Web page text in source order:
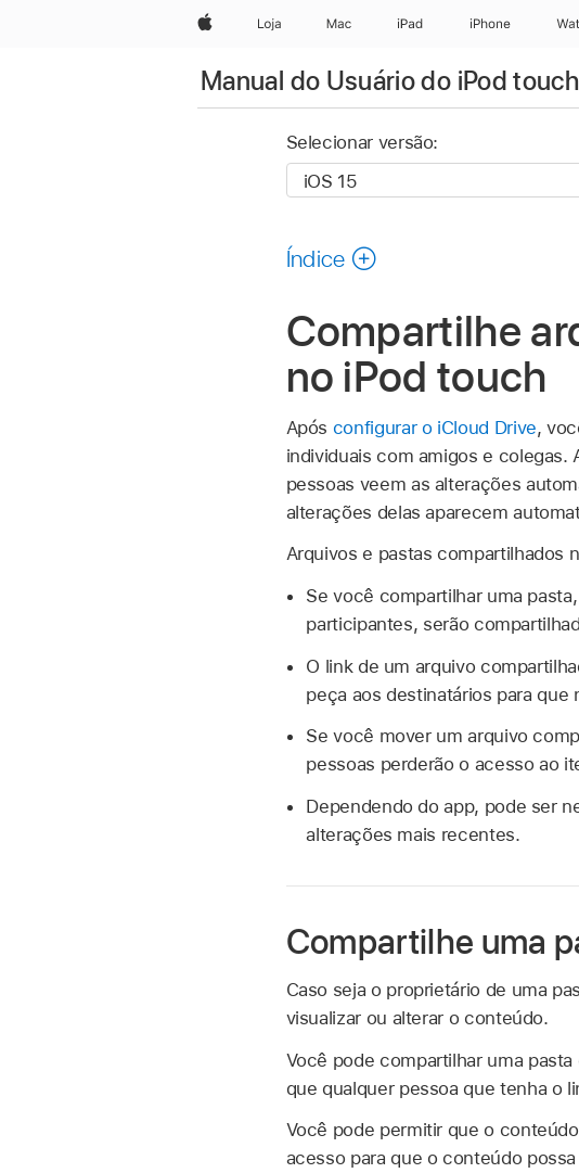
AppleLoja Mac iPad iPhone
Manual do Usuário do iPod touch
Selecionar versão:
Índice
Compartilhe
no iPod touch
Após configurar o iCloud Drive,
individuais com amigos e colegas.
pessoas veem as alterações
alterações delas aparecem
Arquivos e pastas compartilhados
Se você compartilhar uma
participantes, serão
O link de um arquivo
peça aos destinatários para
Se você mover um arquivo
pessoas perderão o acesso ao
Dependendo do app, pode ser
alterações mais recentes.
Compartilhe uma
Caso seja o proprietário de uma
visualizar ou alterar o conteúdo.
Você pode compartilhar uma
que qualquer pessoa que tenha o
Você pode permitir que o
acesso para que o conteúdo